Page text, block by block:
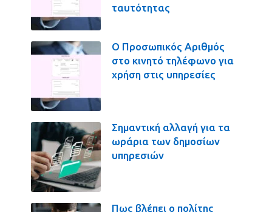
ταυτότητας
Ο Προσωπικός Αριθμός
στο κινητό τηλέφωνο για
χρήση στις υπηρεσίες
Σημαντική αλλαγή για τα
ωράρια των δημοσίων
υπηρεσιών
Πως βλέπει ο πολίτης